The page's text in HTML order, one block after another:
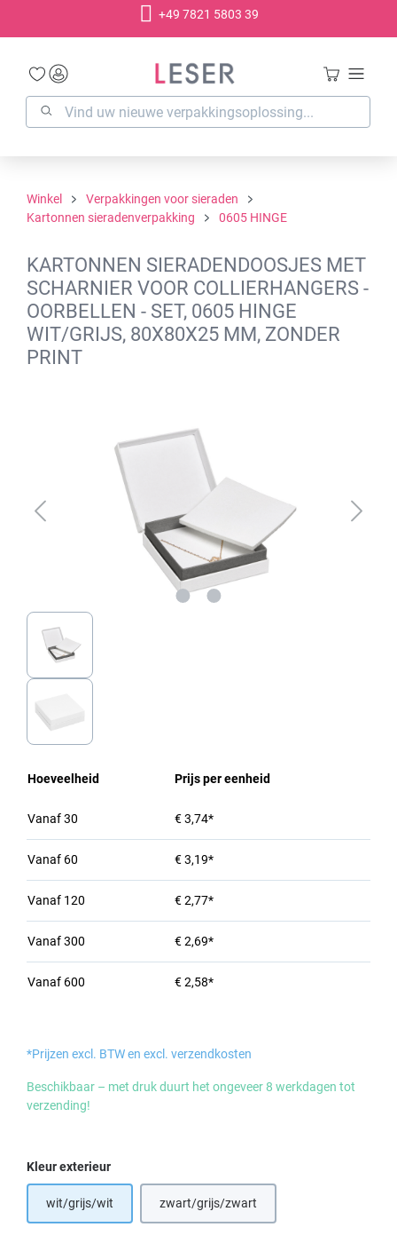
+49 7821 5803 39
Winkel
Verpakkingen voor sieraden
Kartonnen sieradenverpakking
0605 HINGE
KARTONNEN SIERADENDOOSJES MET
SCHARNIER VOOR COLLIERHANGERS -
OORBELLEN - SET, 0605 HINGE
WIT/GRIJS, 80X80X25 MM, ZONDER
PRINT
Hoeveelheid Prijs per eenheid
Vanaf30 € 3,74*
Vanaf 60 € 3,19*
Vanaf 120 € 2,77*
Vanaf300 € 2,69*
Vanaf 600 € 2,58*
*Prijzen excl. BTW en excl. verzendkosten
Beschikbaar – met druk duurt het ongeveer 8 werkdagen tot
verzending!
Selecteer
Kleur exterieur
wit/grijs/wit zwart/grijs/zwart(Deze optie is momenteel niet